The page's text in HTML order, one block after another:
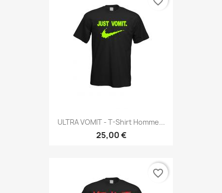
ULTRA VOMIT - T-Shirt Homme...
25,00 €
favorite_border